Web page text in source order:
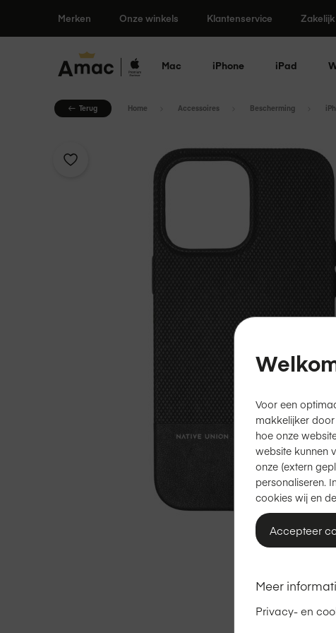
Merken Onze winkels Klantenservice Zakelijk
Persoonlijk advies in 47 winkels
Mac iPhone iPad
Terug Home Accessoires Bescherming
Voor een
makkelijker
hoe onze
website kunnen
onze (extern
personaliseren.
cookies wij en
Accepteer
Meer
Privacy- en